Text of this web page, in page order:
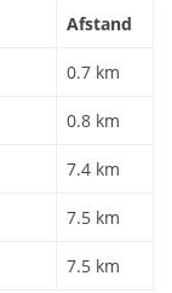
Afstand
0.7 km
0.8 km
7.4 km
7.5 km
7.5 km